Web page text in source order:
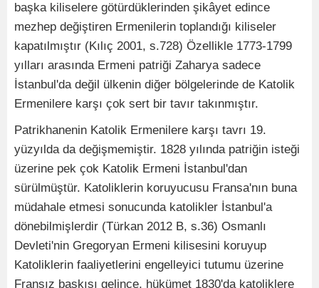
başka kiliselere götürdüklerinden şikâyet edince
mezhep değiştiren Ermenilerin toplandığı kiliseler
kapatılmıştır (Kılıç 2001, s.728) Özellikle 1773-1799
yılları arasında Ermeni patriği Zaharya sadece
İstanbul'da değil ülkenin diğer bölgelerinde de Katolik
Ermenilere karşı çok sert bir tavır takınmıştır.
Patrikhanenin Katolik Ermenilere karşı tavrı 19.
yüzyılda da değişmemiştir. 1828 yılında patriğin isteği
üzerine pek çok Katolik Ermeni İstanbul'dan
sürülmüştür. Katoliklerin koruyucusu Fransa'nın buna
müdahale etmesi sonucunda katolikler İstanbul'a
dönebilmişlerdir (Türkan 2012 B, s.36) Osmanlı
Devleti'nin Gregoryan Ermeni kilisesini koruyup
Katoliklerin faaliyetlerini engelleyici tutumu üzerine
Fransız baskısı gelince, hükümet 1830'da katoliklere